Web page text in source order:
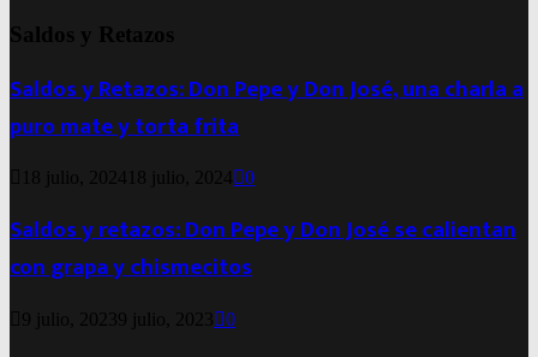
Saldos y Retazos
Saldos y Retazos: Don Pepe y Don José, una charla a
puro mate y torta frita
18 julio, 2024 18 julio, 2024 0
Saldos y retazos: Don Pepe y Don José se calientan
con grapa y chismecitos
9 julio, 20239 julio, 2023 0